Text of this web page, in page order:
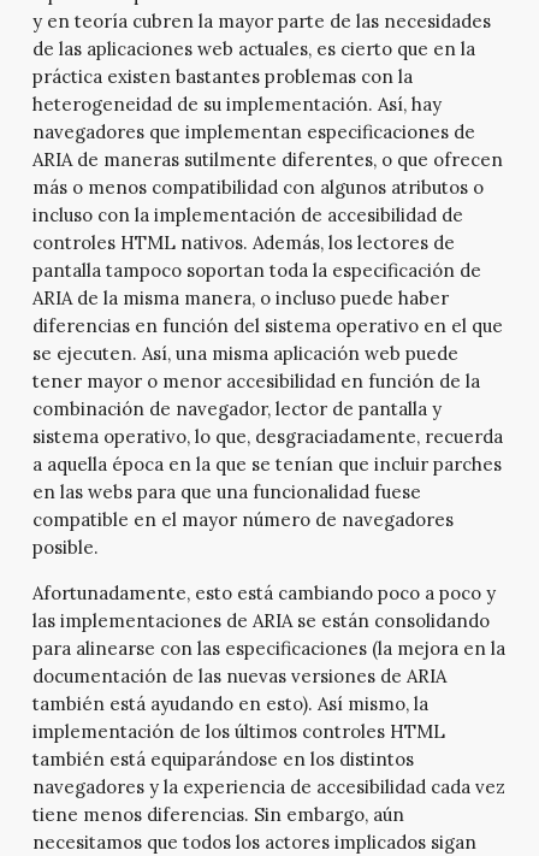
y en teoría cubren la mayor parte de las necesidades
de las aplicaciones web actuales, es cierto que en la
práctica existen bastantes problemas con la
heterogeneidad de su implementación. Así, hay
navegadores que implementan especificaciones de
ARIA de maneras sutilmente diferentes, o que ofrecen
más o menos compatibilidad con algunos atributos o
incluso con la implementación de accesibilidad de
controles HTML nativos. Además, los lectores de
pantalla tampoco soportan toda la especificación de
ARIA de la misma manera, o incluso puede haber
diferencias en función del sistema operativo en el que
se ejecuten. Así, una misma aplicación web puede
tener mayor o menor accesibilidad en función de la
combinación de navegador, lector de pantalla y
sistema operativo, lo que, desgraciadamente, recuerda
a aquella época en la que se tenían que incluir parches
en las webs para que una funcionalidad fuese
compatible en el mayor número de navegadores
posible.
Afortunadamente, esto está cambiando poco a poco y
las implementaciones de ARIA se están consolidando
para alinearse con las especificaciones (la mejora en la
documentación de las nuevas versiones de ARIA
también está ayudando en esto). Así mismo, la
implementación de los últimos controles HTML
también está equiparándose en los distintos
navegadores y la experiencia de accesibilidad cada vez
tiene menos diferencias. Sin embargo, aún
necesitamos que todos los actores implicados sigan